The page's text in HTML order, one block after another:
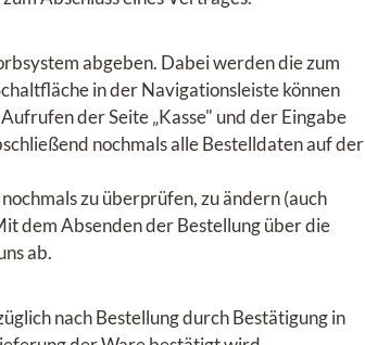
abgeben. Dabei werden die zum
in der Navigationsleiste können
der Seite „Kasse" und der Eingabe
nochmals alle Bestelldaten auf der
zu überprüfen, zu ändern (auch
dem Absenden der Bestellung über die
ab.
nach Bestellung durch Bestätigung in